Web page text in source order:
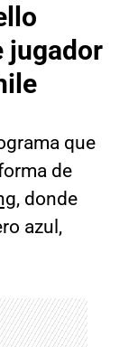
jugador
que
de
, donde
azul,